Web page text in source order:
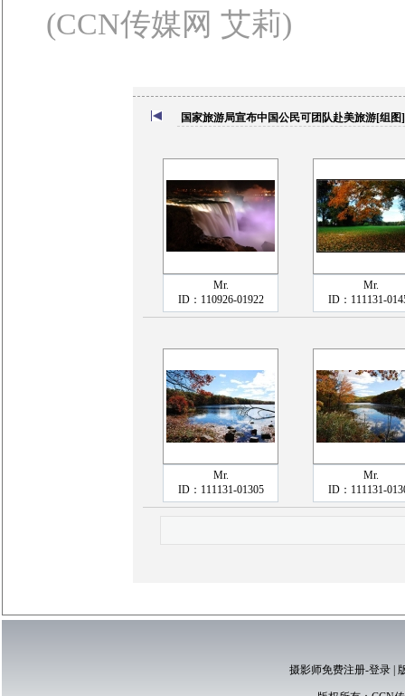
(CCN传媒网 艾莉)
国家旅游局宣布中国公民可团队赴美旅游[组图]
Mr.
ID：110926-01922
Mr.
ID：111131-
Mr.
ID：111131-01305
Mr.
ID：111131-
摄影师免费注册-登录|